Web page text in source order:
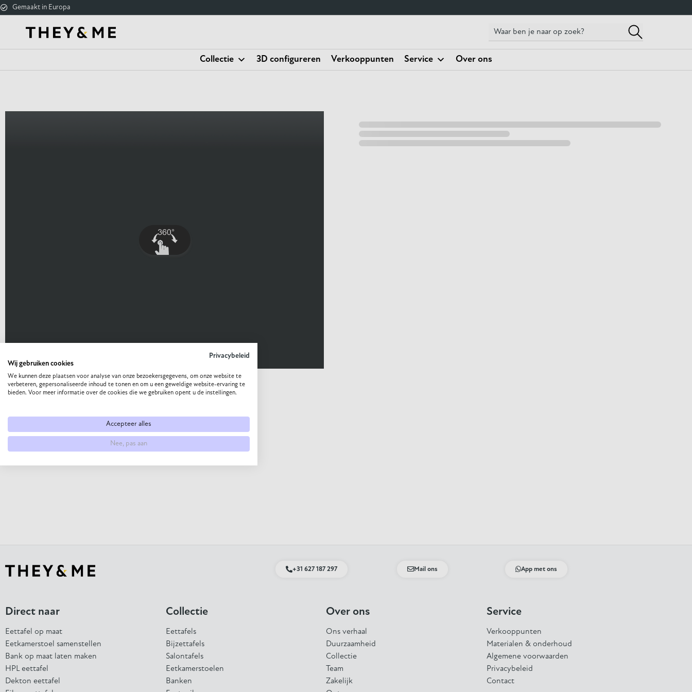
Gemaakt in Europa
Collectie 3D configureren Verkooppunten Service Over ons
+31 627 187 297 Mail ons App met ons
Direct naar
Eettafel op maat
Eetkamerstoel samenstellen
Bank op maat laten maken
HPL eettafel
Dekton eettafel
Collectie
Eettafels
Bijzettafels
Salontafels
Eetkamerstoelen
Banken
Over ons
Ons verhaal
Duurzaamheid
Collectie
Team
Zakelijk
Service
Verkooppunten
Materialen & onderhoud
Algemene voorwaarden
Privacybeleid
Contact
Privacybeleid
Wij gebruiken cookies
We kunnen deze plaatsen voor analyse van onze bezoekersgegevens, om onze website te
verbeteren, gepersonaliseerde inhoud te tonen en om u een geweldige website-ervaring te
bieden. Voor meer informatie over de cookies die we gebruiken opent u de instellingen.
Accepteer alles
Nee, pas aan